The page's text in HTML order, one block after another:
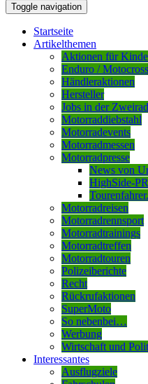
Toggle navigation
Startseite
Artikelthemen
Aktionen für
Enduro / Motocross
Händleraktionen
Hersteller
Jobs in der
Motorraddiebstahl
Motorradevents
Motorradmessen
Motorradpresse
News von
HighSide-
Motorradreisen
Motorradrennsport
Motorradtrainings
Motorradtreffen
Motorradtouren
Polizeiberichte
Recht
Rückrufaktionen
SuperMoto
So nebenbei…
Werbung
Wirtschaft und
Interessantes
Ausflugziele